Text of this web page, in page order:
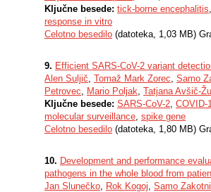
Ključne besede: tick-borne encephalitis
response in vitro
Celotno besedilo (datoteka, 1,03 MB)
9. Efficient SARS-CoV-2 variant
Alen Suljič, Tomaž Mark Zorec, Samo
Petrovec, Mario Poljak, Tatjana Avšič-
Ključne besede: SARS-CoV-2, COVID-
molecular surveillance, spike gene
Celotno besedilo (datoteka, 1,80 MB)
10. Development and performance
pathogens in the whole blood from
Jan Slunečko, Rok Kogoj, Samo